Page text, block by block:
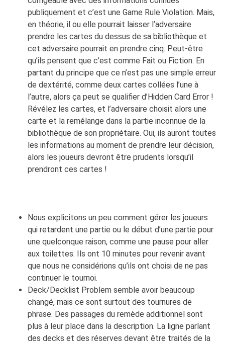
publiquement et c’est une Game Rule Violation. Mais,
en théorie, il ou elle pourrait laisser l’adversaire
prendre les cartes du dessus de sa bibliothèque et
cet adversaire pourrait en prendre cinq. Peut-être
qu’ils pensent que c’est comme Fait ou Fiction. En
partant du principe que ce n’est pas une simple erreur
de dextérité, comme deux cartes collées l’une à
l’autre, alors ça peut se qualifier d’Hidden Card Error !
Révélez les cartes, et l’adversaire choisit alors une
carte et la remélange dans la partie inconnue de la
bibliothèque de son propriétaire. Oui, ils auront toutes
les informations au moment de prendre leur décision,
alors les joueurs devront être prudents lorsqu’il
prendront ces cartes !
Nous explicitons un peu comment gérer les joueurs
qui retardent une partie ou le début d’une partie pour
une quelconque raison, comme une pause pour aller
aux toilettes. Ils ont 10 minutes pour revenir avant
que nous ne considérions qu’ils ont choisi de ne pas
continuer le tournoi.
Deck/Decklist Problem semble avoir beaucoup
changé, mais ce sont surtout des tournures de
phrase. Des passages du remède additionnel sont
plus à leur place dans la description. La ligne parlant
des decks et des réserves devant être traités de la